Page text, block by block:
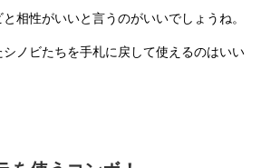
相性がいいと言うのがいいでしょうね。
ノビたちを手札に戻して使えるのはいい